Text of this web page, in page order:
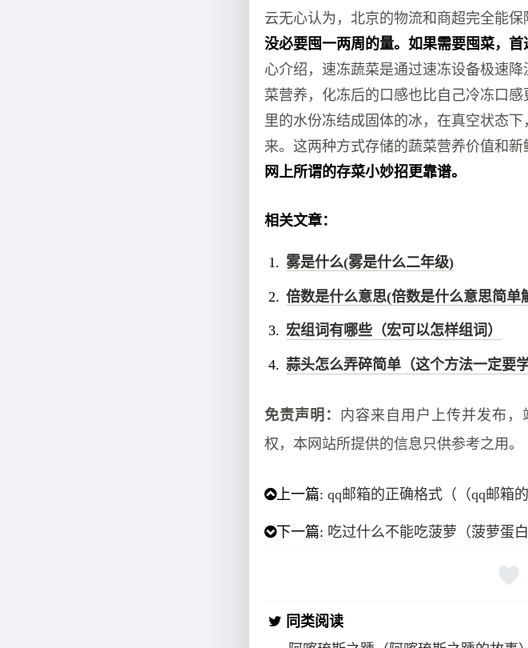
云无心认为，北京的物流和商超完全能保
没必要囤一两周的量。如果需要囤菜，首
心介绍，速冻蔬菜是通过速冻设备极速
菜营养，化冻后的口感也比自己冷冻口
里的水份冻结成固体的冰，在真空状态
来。这两种方式存储的蔬菜营养价值和
网上所谓的存菜小妙招更靠谱。
相关文章：
雾是什么(雾是什么二年级)
倍数是什么意思(倍数是什么意思简单
宏组词有哪些（宏可以怎样组词）
蒜头怎么弄碎简单（这个方法一定要学
免责声明： 内容来自用户上传并发布
权，本网站所提供的信息只供参考之用。
上一篇:qq邮箱的正确格式（（qq邮箱
下一篇: 吃过什么不能吃菠萝（菠萝蛋白
同类阅读